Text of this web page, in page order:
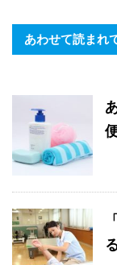
あわせて読まれ